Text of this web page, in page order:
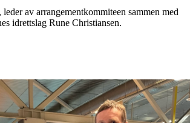
av arrangementkommiteen sammen med
idrettslag Rune Christiansen.